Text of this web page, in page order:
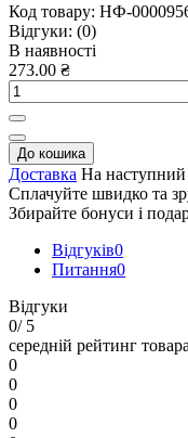
Код товару: НФ-
Відгуки: (0)
В наявності
273.00 ₴
До кошика
Доставка На наступний
Сплачуйте швидко та
Збирайте бонуси і
Відгуків0
Питання0
Відгуки
0/ 5
середній рейтинг товара
0
0
0
0